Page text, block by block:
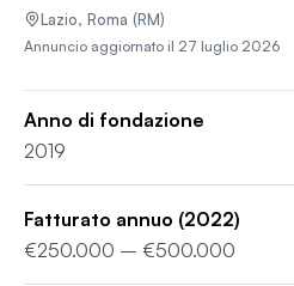
Lazio, Roma (RM)
Annuncio aggiornato il 27 luglio 2026
Anno di fondazione
2019
Fatturato annuo (2022)
€250.000 – €500.000